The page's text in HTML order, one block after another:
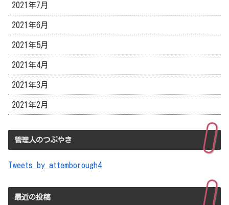
2021年7月
2021年6月
2021年5月
2021年4月
2021年3月
2021年2月
管理人のつぶやき
Tweets by attemborough4
最近の投稿